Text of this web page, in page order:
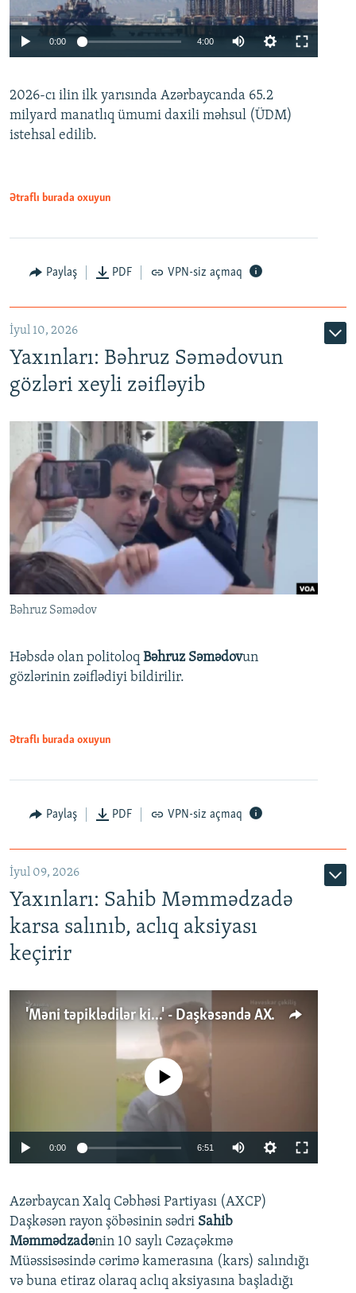
Auto 240p 360p 480p
0:00 4:00
360p
480p
2026-cı ilin ilk yarısında Azərbaycanda 65.2
milyard manatlıq ümumi daxili məhsul (ÜDM)
istehsal edilib.
Ətraflı burada oxuyun
Paylaş PDF VPN-siz açmaq
İyul 10, 2026
Yaxınları: Bəhruz Səmədovun
gözləri xeyli zəifləyib
Bəhruz Səmədov
Həbsdə olan politoloq Bəhruz Səmədovun
gözlərinin zəiflədiyi bildirilir.
Ətraflı burada oxuyun
Paylaş PDF VPN-siz açmaq
İyul 09, 2026
Yaxınları: Sahib Məmmədzadə
karsa salınıb, aclıq aksiyası
keçirir
'Məni təpiklədilər ki...' - Daşkəsəndə AXCP fəalının yaxınları onun həbsinə etiraz edirlər
Auto 240p 360p
720p 1080p
No media source currently available
0:00 6:51
360p
720p
1080p
Azərbaycan Xalq Cəbhəsi Partiyası (AXCP)
Daşkəsən rayon şöbəsinin sədri Sahib
Məmmədzadənin 10 saylı Cəzaçəkmə
Müəssisəsində cərimə kamerasına (kars) salındığı
və buna etiraz olaraq aclıq aksiyasına başladığı